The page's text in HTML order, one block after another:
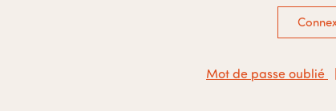
Mot de passe oublié